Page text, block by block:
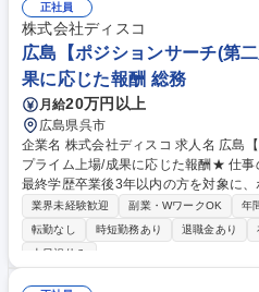
正社員
株式会社ディスコ
広島【ポジションサーチ(第
果に応じた報酬 総務
月給20万円以上
広島県呉市
企業名 株式会社ディスコ 求人名 広島【ポジションサーチ(第二新卒)】★
プライム上場/成果に応じた報酬★ 仕事の内容 【ポジションサーチ求人】
最終学歴卒業後3年以内の方を対象に
採用を積極的に行っています。 新卒として翌年入社者と共に新人研修を受
けることもできますし、中途入社者と
ともできます。 募集職種 広島【ポジションサーチ(第二新卒)】★プライム
業界未経験歓迎 副業・WワークOK 年
転勤なし
時短勤務あり 退職金あり
土日祝休み